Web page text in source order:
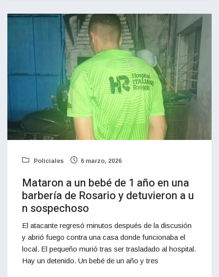
Policiales 6 marzo, 2026
Mataron a un bebé de 1 año en una
barbería de Rosario y detuvieron a u
n sospechoso
El atacante regresó minutos después de la discusión
y abrió fuego contra una casa donde funcionaba el
local. El pequeño murió tras ser trasladado al hospital.
Hay un detenido. Un bebé de un año y tres